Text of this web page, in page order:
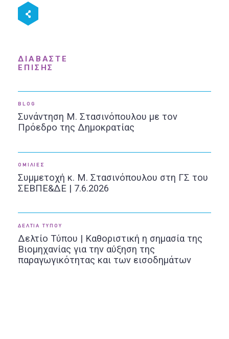
ΔΙΑΒΑΣΤΕ
ΕΠΙΣΗΣ
BLOG
Συνάντηση Μ. Στασινόπουλου με τον
Πρόεδρο της Δημοκρατίας
ΟΜΙΛΙΕΣ
Συμμετοχή κ. Μ. Στασινόπουλου στη ΓΣ του
ΣΕΒΠΕ&ΔΕ | 7.6.2026
ΔΕΛΤΙΑ ΤΥΠΟΥ
Δελτίο Τύπου | Καθοριστική η σημασία της
Βιομηχανίας για την αύξηση της
παραγωγικότητας και των εισοδημάτων